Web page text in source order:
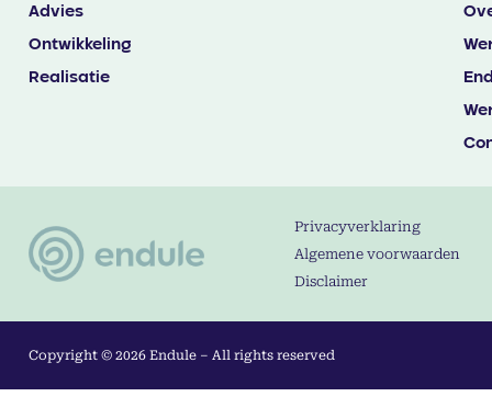
Advies
Ontwikkeling
Realisatie
Privacyverklaring
Algemene voorwaarden
Disclaimer
Copyright © 2026 Endule – All rights reserved